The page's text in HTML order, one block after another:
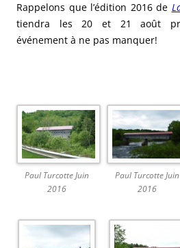
Rappelons que l’édition 2016 de
tiendra les 20 et 21 août
événement à ne pas manquer!
Paul Turcotte Juin
2016
Paul Turcotte Juin
2016